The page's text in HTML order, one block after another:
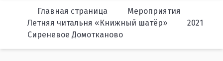
Главная страница
Мероприятия
Летняя читальня «Книжный шатёр»
2021
Сиреневое Домотканово